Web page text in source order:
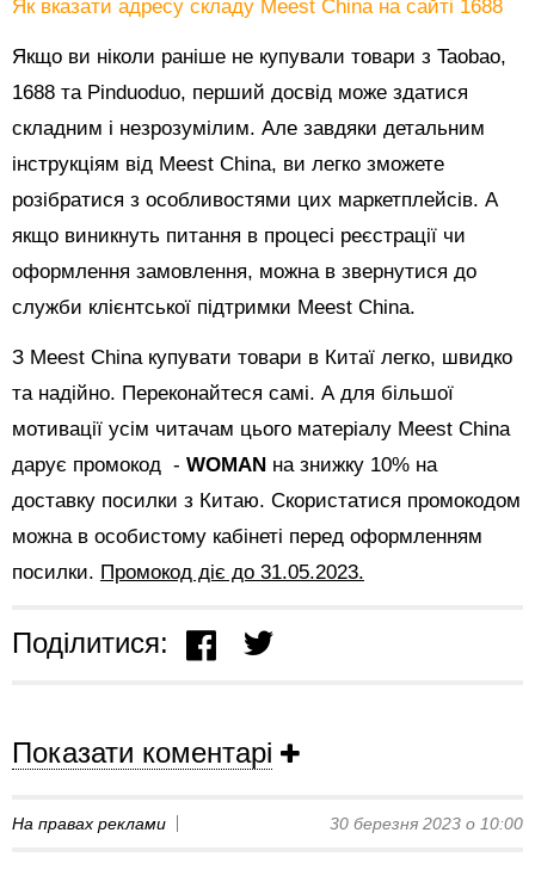
Як вказати адресу складу Meest China на сайті 1688
Якщо ви ніколи раніше не купували товари з Taobao,
1688 та Pinduoduo, перший досвід може здатися
складним і незрозумілим. Але завдяки детальним
інструкціям від Meest China, ви легко зможете
розібратися з особливостями цих маркетплейсів. А
якщо виникнуть питання в процесі реєстрації чи
оформлення замовлення, можна в звернутися до
служби клієнтської підтримки Meest China.
З Meest China купувати товари в Китаї легко, швидко
та надійно. Переконайтеся самі. А для більшої
мотивації усім читачам цього матеріалу Meest China
дарує промокод - WOMAN на знижку 10% на
доставку посилки з Китаю. Скористатися промокодом
можна в особистому кабінеті перед оформленням
посилки. Промокод діє до 31.05.2023.
Поділитися:
Показати коментарі
На правах реклами 30 березня 2023 о 10:00